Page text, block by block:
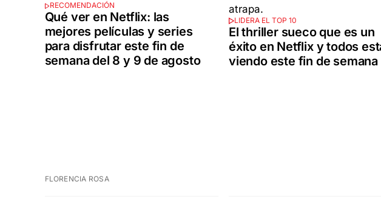
RECOMENDACIÓN
Qué ver en Netflix: las
mejores películas y series
para disfrutar este fin de
semana del 8 y 9 de agosto
FLORENCIA ROSA
LIDERA EL TOP 10
El thriller sueco que es un
éxito en Netflix y todos
viendo este fin de semana